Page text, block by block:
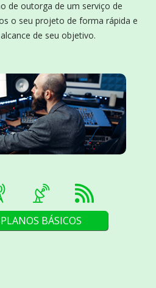
de outorga de um serviço de
o seu projeto de forma rápida e
de seu objetivo.
BÁSICOS